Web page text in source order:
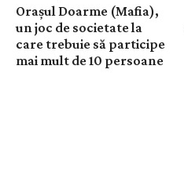
Orașul Doarme (Mafia),
un joc de societate la
care trebuie să participe
mai mult de 10 persoane